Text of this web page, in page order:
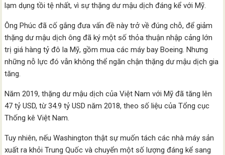
lạm dụng tồi tệ nhất, vì sự thặng dư mậu dịch đáng kể với Mỹ.
Ông Phúc đã cố gắng đưa vấn đề này trở về đúng chỗ, để giảm
thặng dư mậu dịch ông đã ký một số thỏa thuận nhập cảng lớn
trị giá hàng tỷ đô la Mỹ, gồm mua các máy bay Boeing. Nhưng
những nỗ lực đó vẫn không thể ngăn chận thặng dư mậu dịch gia
tăng.
Năm 2019, thặng dư mậu dịch của Việt Nam với Mỹ đã tăng lên
47 tỷ USD, từ 34.9 tỷ USD năm 2018, theo số liệu của Tổng cục
Thống kê Việt Nam.
Tuy nhiên, nếu Washington thật sự muốn tách các nhà máy sản
xuất ra khỏi Trung Quốc và chuyển một số lượng đáng kể sang